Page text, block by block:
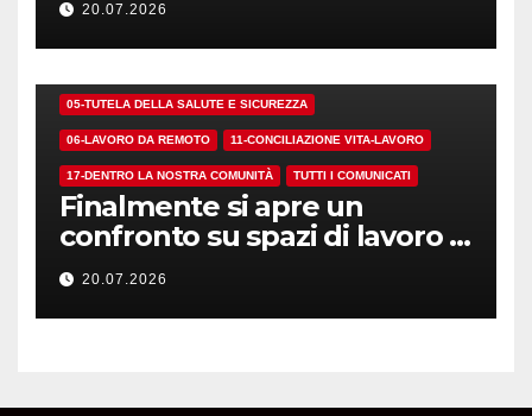
20.07.2026
05-TUTELA DELLA SALUTE E SICUREZZA
06-LAVORO DA REMOTO 11-CONCILIAZIONE VITA-LAVORO
17-DENTRO LA NOSTRA COMUNITÀ TUTTI I COMUNICATI
Finalmente si apre un
confronto su spazi di lavoro e
dotazioni
20.07.2026